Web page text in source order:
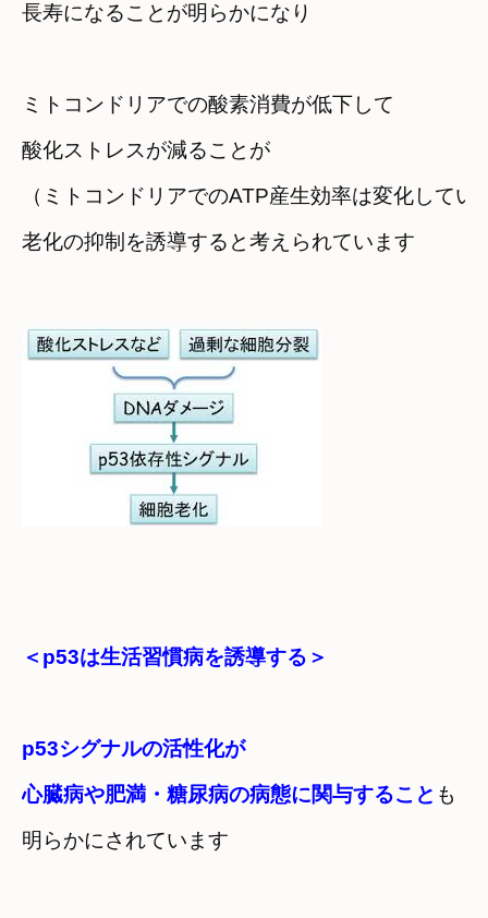
長寿になることが明らかになり
ミトコンドリアでの酸素消費が低下して
酸化ストレスが減ることが
（ミトコンドリアでのATP産生効率は変化してい
老化の抑制を誘導すると考えられています
＜p53は生活習慣病を誘導する＞
p53シグナルの活性化が
心臓病や肥満・糖尿病の病態に関与すること も
明らかにされています